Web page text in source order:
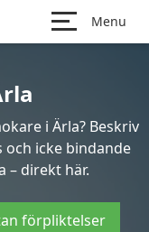
Menu
i Ärla? Beskriv
icke bindande
– direkt här.
förpliktelser